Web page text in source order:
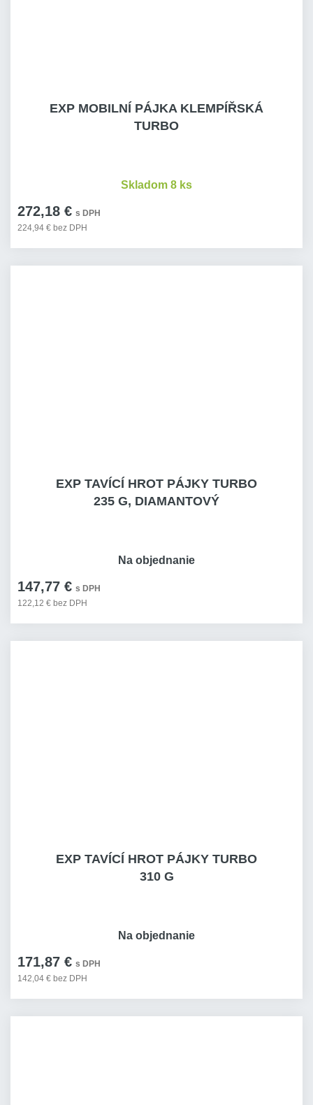
EXP MOBILNÍ PÁJKA KLEMPÍŘSKÁ
TURBO
272,18 € s DPH
224,94 € bez DPH
Skladom 8 ks
EXP TAVÍCÍ HROT PÁJKY TURBO
235 G, DIAMANTOVÝ
147,77 € s DPH
122,12 € bez DPH
Na objednanie
EXP TAVÍCÍ HROT PÁJKY TURBO
310 G
171,87 € s DPH
142,04 € bez DPH
Na objednanie